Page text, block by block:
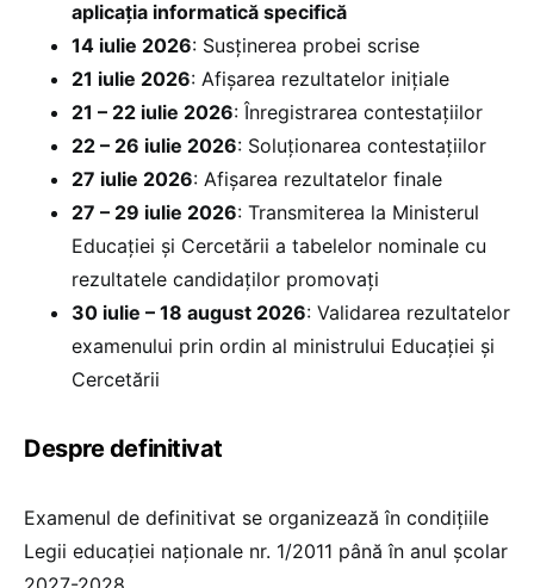
aplicația informatică specifică
14 iulie 2026: Susţinerea probei scrise
21 iulie 2026: Afişarea rezultatelor inițiale
21 – 22 iulie 2026: Înregistrarea contestaţiilor
22 – 26 iulie 2026: Soluționarea contestaţiilor
27 iulie 2026: Afişarea rezultatelor finale
27 – 29 iulie 2026: Transmiterea la Ministerul
Educației și Cercetării a tabelelor nominale cu
rezultatele candidaţilor promovați
30 iulie – 18 august 2026: Validarea rezultatelor
examenului prin ordin al ministrului Educației și
Cercetării
Despre definitivat
Examenul de definitivat se organizează în condițiile
Legii educației naționale nr. 1/2011 până în anul școlar